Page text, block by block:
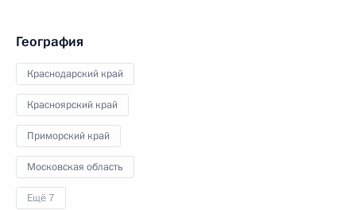
География
Краснодарский край
Красноярский край
Приморский край
Московская область
Ещё 7